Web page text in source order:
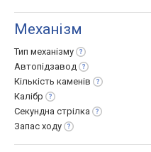
Механізм
Тип механізму
Автопідзавод
Кількість каменів
Калібр
Секундна стрілка
Запас ходу